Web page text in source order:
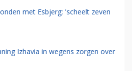
met Esbjerg: 'scheelt zeven
Izhavia in wegens zorgen over